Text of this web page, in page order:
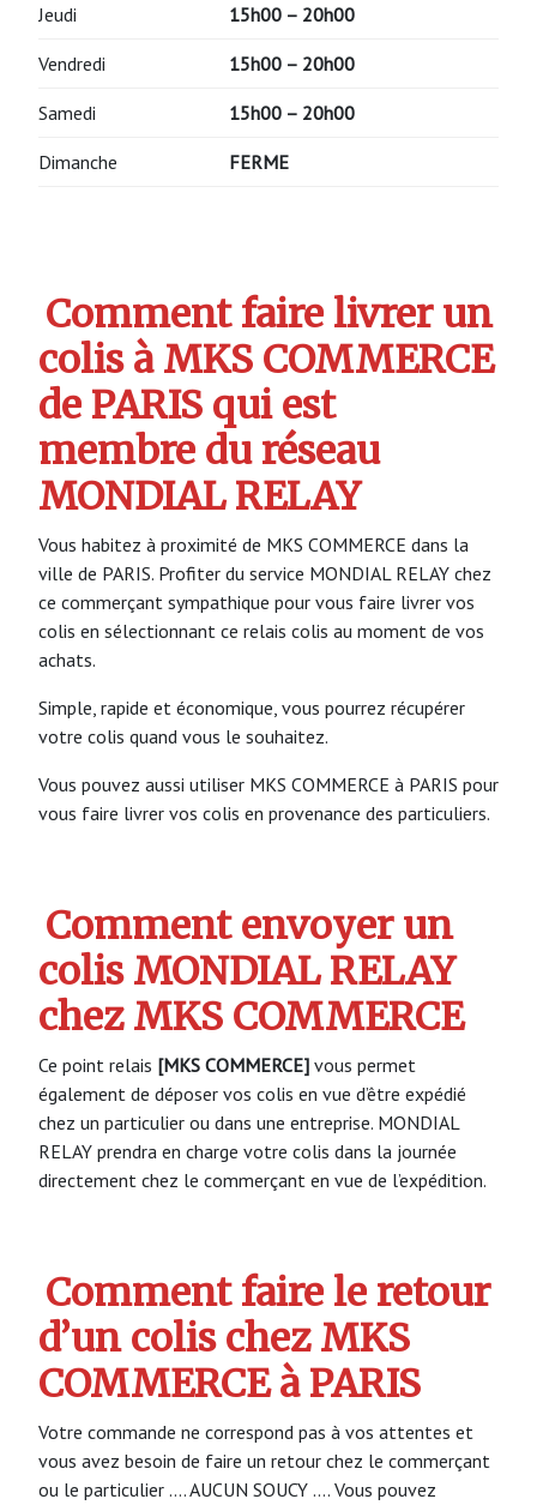
Jeudi 15h00 – 20h00
Vendredi 15h00 – 20h00
Samedi 15h00 – 20h00
Dimanche FERME
Comment faire livrer un
colis à MKS COMMERCE
de PARIS qui est
membre du réseau
MONDIAL RELAY
Vous habitez à proximité de MKS COMMERCE dans la
ville de PARIS. Profiter du service MONDIAL RELAY chez
ce commerçant sympathique pour vous faire livrer vos
colis en sélectionnant ce relais colis au moment de vos
achats.
Simple, rapide et économique, vous pourrez récupérer
votre colis quand vous le souhaitez.
Vous pouvez aussi utiliser MKS COMMERCE à PARIS pour
vous faire livrer vos colis en provenance des particuliers.
Comment envoyer un
colis MONDIAL RELAY
chez MKS COMMERCE
Ce point relais [MKS COMMERCE] vous permet
également de déposer vos colis en vue d’être expédié
chez un particulier ou dans une entreprise. MONDIAL
RELAY prendra en charge votre colis dans la journée
directement chez le commerçant en vue de l’expédition.
Comment faire le retour
d’un colis chez MKS
COMMERCE à PARIS
Votre commande ne correspond pas à vos attentes et
vous avez besoin de faire un retour chez le commerçant
ou le particulier …. AUCUN SOUCY …. Vous pouvez